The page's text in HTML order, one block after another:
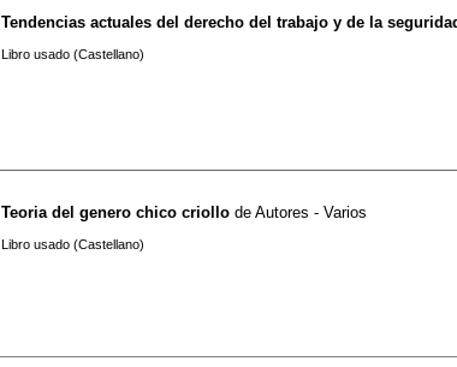
Tendencias actuales del derecho del trabajo y de la
Libro usado (Castellano)
Teoria del genero chico criollo de Autores - Varios
Libro usado (Castellano)